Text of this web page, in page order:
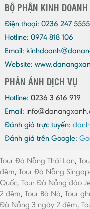
BỘ PHẬN KINH DOANH
Điện thoại: 0236 247
Hotline: 0974 818 106
Email:
Website:
PHẢN ÁNH DỊCH VỤ
Hotline: 0236 3 616 919
Email:
Đánh giá trực tuyến:
Đánh giá trên Google:
Tour Đà Nẵng Thái Lan,
đêm, Tour Đà Nẵng
Quốc, Tour Đà Nẵng đảo
2 đêm, Tour Bà Nà, Tour
Đà Nẵng 3 ngày 2 đêm,